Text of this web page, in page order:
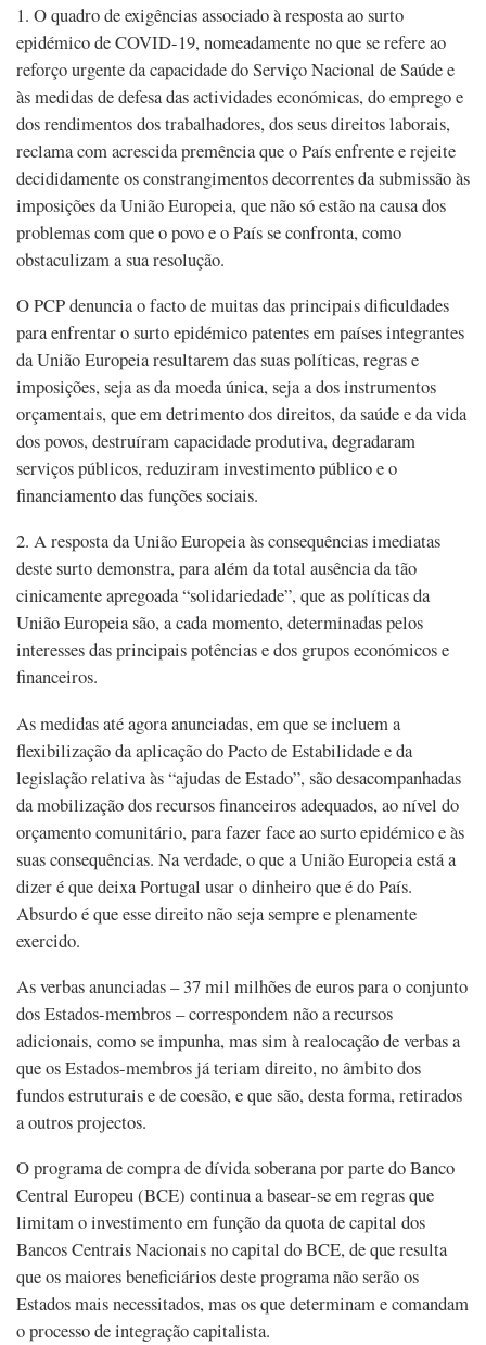
1. O quadro de exigências associado à resposta ao surto
epidémico de COVID-19, nomeadamente no que se refere ao
reforço urgente da capacidade do Serviço Nacional de Saúde e
às medidas de defesa das actividades económicas, do emprego e
dos rendimentos dos trabalhadores, dos seus direitos laborais,
reclama com acrescida premência que o País enfrente e rejeite
decididamente os constrangimentos decorrentes da submissão às
imposições da União Europeia, que não só estão na causa dos
problemas com que o povo e o País se confronta, como
obstaculizam a sua resolução.
O PCP denuncia o facto de muitas das principais dificuldades
para enfrentar o surto epidémico patentes em países integrantes
da União Europeia resultarem das suas políticas, regras e
imposições, seja as da moeda única, seja a dos instrumentos
orçamentais, que em detrimento dos direitos, da saúde e da vida
dos povos, destruíram capacidade produtiva, degradaram
serviços públicos, reduziram investimento público e o
financiamento das funções sociais.
2. A resposta da União Europeia às consequências imediatas
deste surto demonstra, para além da total ausência da tão
cinicamente apregoada “solidariedade”, que as políticas da
União Europeia são, a cada momento, determinadas pelos
interesses das principais potências e dos grupos económicos e
financeiros.
As medidas até agora anunciadas, em que se incluem a
flexibilização da aplicação do Pacto de Estabilidade e da
legislação relativa às “ajudas de Estado”, são desacompanhadas
da mobilização dos recursos financeiros adequados, ao nível do
orçamento comunitário, para fazer face ao surto epidémico e às
suas consequências. Na verdade, o que a União Europeia está a
dizer é que deixa Portugal usar o dinheiro que é do País.
Absurdo é que esse direito não seja sempre e plenamente
exercido.
As verbas anunciadas – 37 mil milhões de euros para o conjunto
dos Estados-membros – correspondem não a recursos
adicionais, como se impunha, mas sim à realocação de verbas a
que os Estados-membros já teriam direito, no âmbito dos
fundos estruturais e de coesão, e que são, desta forma, retirados
a outros projectos.
O programa de compra de dívida soberana por parte do Banco
Central Europeu (BCE) continua a basear-se em regras que
limitam o investimento em função da quota de capital dos
Bancos Centrais Nacionais no capital do BCE, de que resulta
que os maiores beneficiários deste programa não serão os
Estados mais necessitados, mas os que determinam e comandam
o processo de integração capitalista.